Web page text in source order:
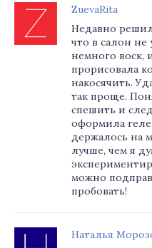
ZuevaRita
Недавно
что в салон не
немного воск,
прорисовала
накосячить.
так проще.
спешить и
оформила
держалось на
лучше, чем я
можно
пробовать!
Наталья